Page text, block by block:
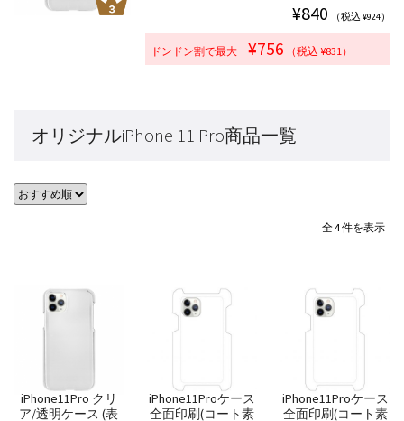
¥840 （税込 ¥924）
ドンドン割で最大 ¥756 （税込 ¥831）
オリジナルiPhone 11 Pro商品一覧
全 4 件を表示
iPhone11Pro クリ
ア/透明ケース (表
iPhone11Proケース
全面印刷(コート素
iPhone11Proケース
全面印刷(コート素